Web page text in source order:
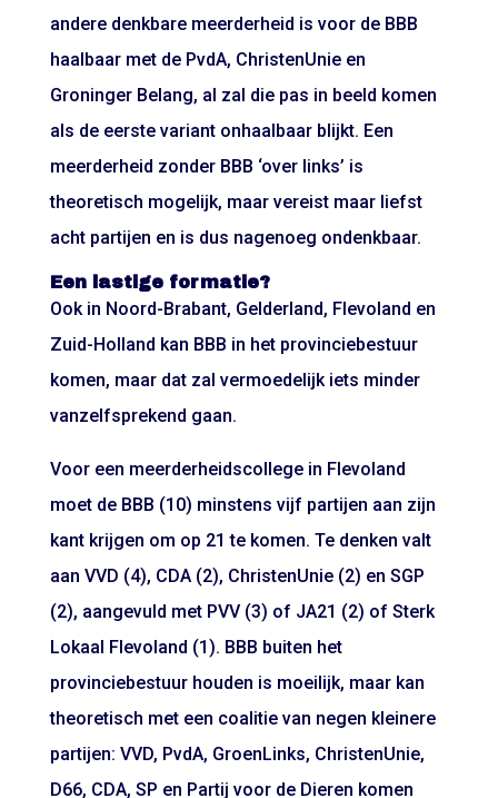
andere denkbare meerderheid is voor de BBB
haalbaar met de PvdA, ChristenUnie en
Groninger Belang, al zal die pas in beeld komen
als de eerste variant onhaalbaar blijkt. Een
meerderheid zonder BBB ‘over links’ is
theoretisch mogelijk, maar vereist maar liefst
acht partijen en is dus nagenoeg ondenkbaar.
Een lastige formatie?
Ook in Noord-Brabant, Gelderland, Flevoland en
Zuid-Holland kan BBB in het provinciebestuur
komen, maar dat zal vermoedelijk iets minder
vanzelfsprekend gaan.
Voor een meerderheidscollege in Flevoland
moet de BBB (10) minstens vijf partijen aan zijn
kant krijgen om op 21 te komen. Te denken valt
aan VVD (4), CDA (2), ChristenUnie (2) en SGP
(2), aangevuld met PVV (3) of JA21 (2) of Sterk
Lokaal Flevoland (1). BBB buiten het
provinciebestuur houden is moeilijk, maar kan
theoretisch met een coalitie van negen kleinere
partijen: VVD, PvdA, GroenLinks, ChristenUnie,
D66, CDA, SP en Partij voor de Dieren komen